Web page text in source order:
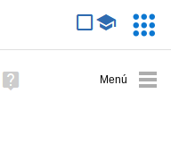
avanzada
Ayuda
(en